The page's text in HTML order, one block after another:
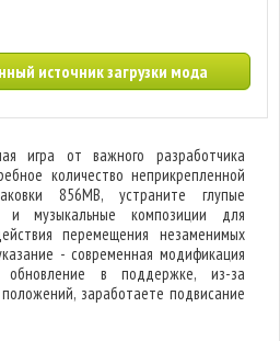
источник загрузки мода
игра от важного разработчика
количество неприкрепленной
856MB, устраните глупые
и музыкальные композиции для
перемещения незаменимых
- современная модификация
обновление в поддержке, из-за
заработаете подвисание